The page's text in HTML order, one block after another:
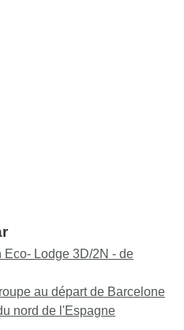
Eco- Lodge 3D/2N - de
au départ de Barcelone
nord de l'Espagne